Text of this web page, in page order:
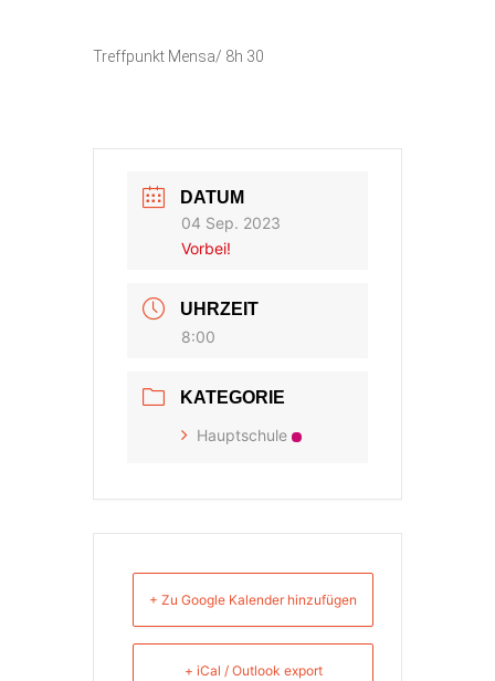
Treffpunkt Mensa/ 8h 30
DATUM
04 Sep. 2023
Vorbei!
UHRZEIT
8:00
KATEGORIE
Hauptschule
+ Zu Google Kalender hinzufügen
+ iCal / Outlook export